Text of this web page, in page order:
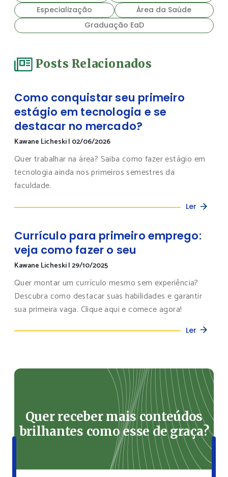
Especialização
Área da Saúde
Graduação EaD
Posts Relacionados
Como conquistar seu primeiro
estágio em tecnologia e se
destacar no mercado?
Kawane Licheski| 02/06/2026
Quer trabalhar na área? Saiba como fazer estágio em
tecnologia ainda nos primeiros semestres da
faculdade.
Ler
Currículo para primeiro emprego:
veja como fazer o seu
Kawane Licheski|29/10/2025
Quer montar um currículo mesmo sem experiência?
Descubra como destacar suas habilidades e garantir
sua primeira vaga. Clique aqui e comece agora!
Ler
Quer receber mais conteúdos
brilhantes como esse de graça?